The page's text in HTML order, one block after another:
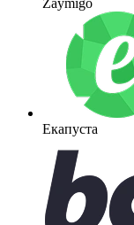
Екапуста